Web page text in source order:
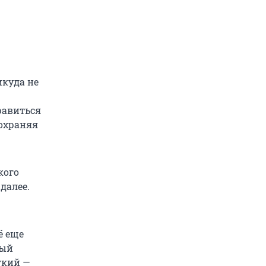
не
еще
—